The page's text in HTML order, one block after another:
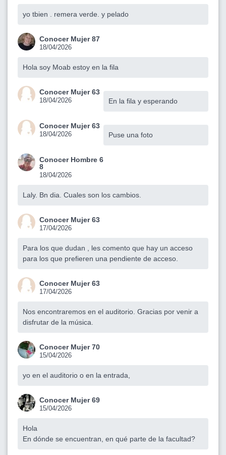
yo tbien . remera verde. y pelado
Conocer Mujer 87
18/04/2026
Hola soy Moab estoy en la fila
Conocer Mujer 63
18/04/2026 En la fila y esperando
Conocer Mujer 63
18/04/2026 Puse una foto
Conocer Hombre 6
8
18/04/2026
Laly. Bn dia. Cuales son los cambios.
Conocer Mujer 63
17/04/2026
Para los que dudan , les comento que hay un acceso
para los que prefieren una pendiente de acceso.
Conocer Mujer 63
17/04/2026
Nos encontraremos en el auditorio. Gracias por venir a
disfrutar de la música.
Conocer Mujer 70
15/04/2026
yo en el auditorio o en la entrada,
Conocer Mujer 69
15/04/2026
Hola
En dónde se encuentran, en qué parte de la facultad?